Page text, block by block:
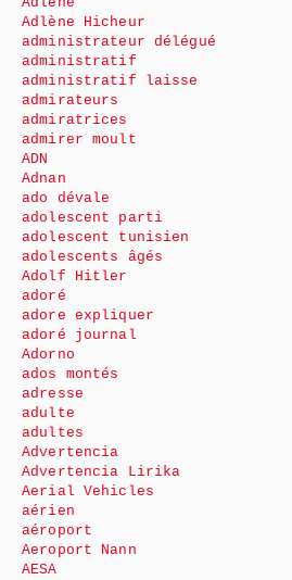
Adlène Hicheur
administrateur délégué
administratif
administratif laisse
admirateurs
admiratrices
admirer moult
ADN
Adnan
ado dévale
adolescent parti
adolescent tunisien
adolescents âgés
Adolf Hitler
adoré
adore expliquer
adoré journal
Adorno
ados montés
adresse
adulte
adultes
Advertencia
Advertencia Lirika
Aerial Vehicles
aérien
aéroport
Aeroport Nann
AESA